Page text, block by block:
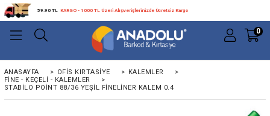
59.90 TL KARGO - 1000 TL Üzeri Alışverişlerinizde Ücretsiz Kargo
0
ANASAYFA > OFIS KIRTASIYE > KALEMLER
>
FINE - KEÇELI - KALEMLER
>
STABILO POINT 88/36 YEŞIL FINELINER KALEM 0.4